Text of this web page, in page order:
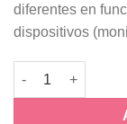
diferentes en
dispositivos
Pendientes